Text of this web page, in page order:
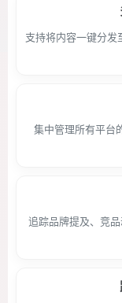
支持将内容一键分发
集中管理所有平台
追踪品牌提及、竞